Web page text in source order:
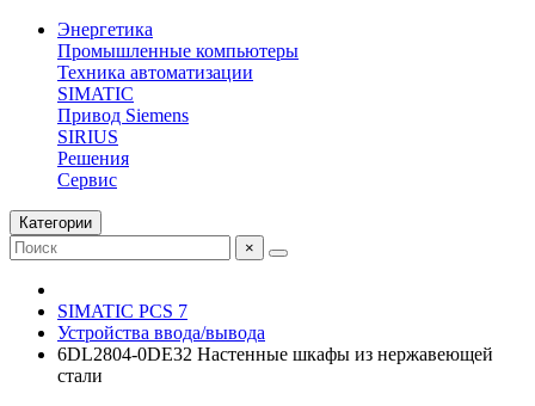
Энергетика
Промышленные компьютеры
Техника автоматизации
SIMATIC
Привод Siemens
SIRIUS
Решения
Сервис
Категории
×
SIMATIC PCS 7
Устройства ввода/вывода
6DL2804-0DE32 Настенные шкафы из нержавеющей
стали